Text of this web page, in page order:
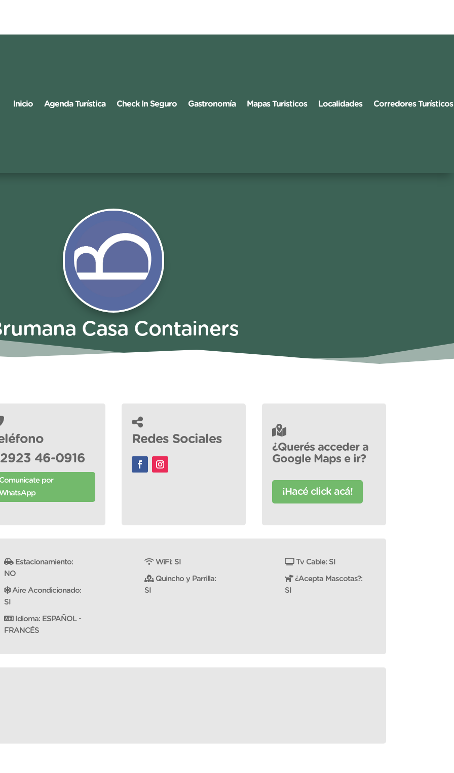
Inicio Agenda Turística Check In Seguro Gastronomía Mapas Turisticos Localidades Corredores Turísticos
Casa Containers
46-0916
Comunicate por
Redes Sociales
¿Querés acceder a
Google Maps e ir?
¡Hacé click acá!
Estacionamiento:
NO
Aire Acondicionado:
SI
Idioma: ESPAÑOL -
FRANCÉS
WiFi: SI
Quincho y Parrilla:
SI
Tv Cable: SI
¿Acepta Mascotas?:
SI